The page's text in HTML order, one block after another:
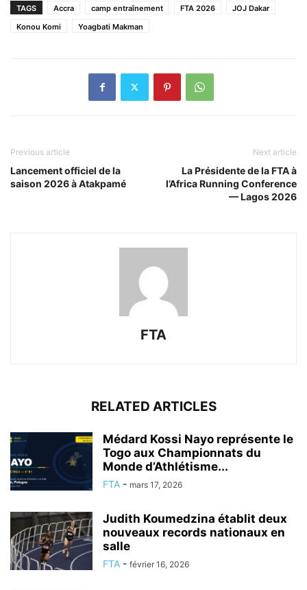
TAGS Accra camp entraînement FTA 2026
JOJ Dakar
Konou Komi
Yoagbati Makman
Previous article
Lancement officiel de la
saison 2026 à Atakpamé
Next article
La Présidente de la FTA à
l’Africa Running Conference
— Lagos 2026
FTA
RELATED ARTICLES
Médard Kossi Nayo représente le
Togo aux Championnats du
Monde d’Athlétisme...
FTA - mars 17, 2026
Judith Koumedzina établit deux
nouveaux records nationaux en
salle
FTA - février 16, 2026